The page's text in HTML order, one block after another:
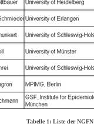
Tabelle 1: Liste der